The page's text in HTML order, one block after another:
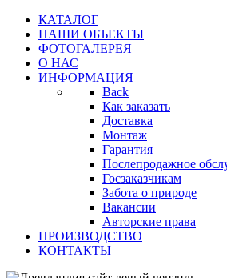
КАТАЛОГ
НАШИ ОБЪЕКТЫ
ФОТОГАЛЕРЕЯ
О НАС
ИНФОРМАЦИЯ
Back
Как заказать
Доставка
Монтаж
Гарантия
Послепродажное
Госзаказчикам
Забота о природе
Вакансии
Авторские права
ПРОИЗВОДСТВО
КОНТАКТЫ